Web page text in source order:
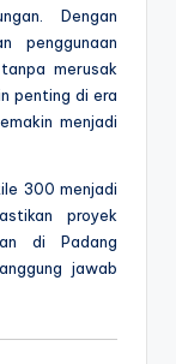
Dengan
penggunaan
merusak
penting di era
menjadi
300 menjadi
proyek
di Padang
jawab